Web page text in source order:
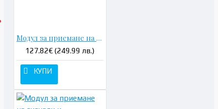
Модул за приемане на сигнали и активиране отпред SAM - A2129006924
127.82€ (249.99 лв.)
КУПИ